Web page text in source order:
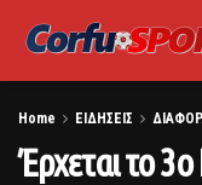
Home ΕΙΔΗΣΕΙΣ
Έρχεται το